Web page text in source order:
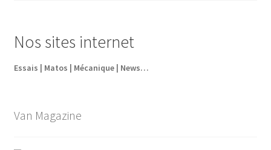
63,60€.44,52€.
Nos sites internet
Essais | Matos | Mécanique | News…
Van Magazine